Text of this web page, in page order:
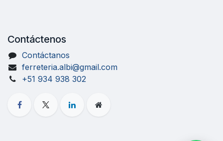
Contáctenos
Contáctanos
ferreteria.albi@gmail.com
+51 934 938 302